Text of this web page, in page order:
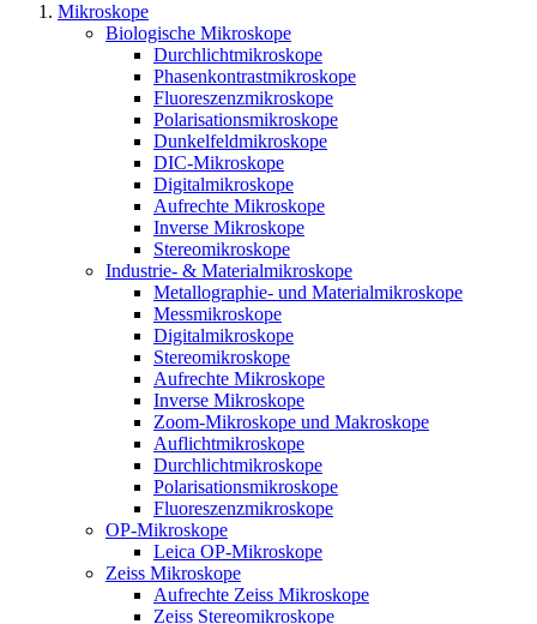
Mikroskope
Biologische Mikroskope
Durchlichtmikroskope
Phasenkontrastmikroskope
Fluoreszenzmikroskope
Polarisationsmikroskope
Dunkelfeldmikroskope
DIC-Mikroskope
Digitalmikroskope
Aufrechte Mikroskope
Inverse Mikroskope
Stereomikroskope
Industrie- & Materialmikroskope
Metallographie- und Materialmikroskope
Messmikroskope
Digitalmikroskope
Stereomikroskope
Aufrechte Mikroskope
Inverse Mikroskope
Zoom-Mikroskope und Makroskope
Auflichtmikroskope
Durchlichtmikroskope
Polarisationsmikroskope
Fluoreszenzmikroskope
OP-Mikroskope
Leica OP-Mikroskope
Zeiss Mikroskope
Aufrechte Zeiss Mikroskope
Zeiss Stereomikroskope